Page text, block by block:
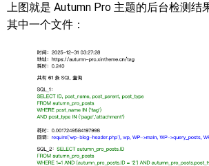
上图就是 Autumn Pro 主题的后台检测结
其中一个文件：